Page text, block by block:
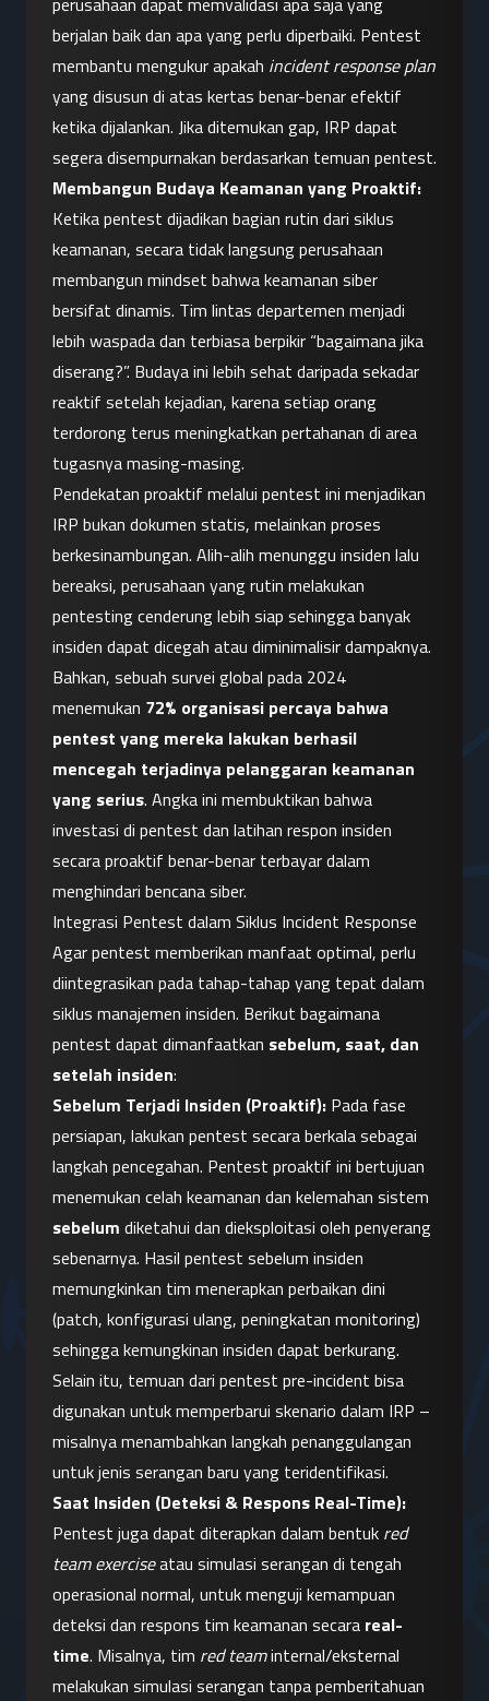
berjalan baik dan apa yang perlu diperbaiki. Pentest
membantu mengukur apakah incident response plan
yang disusun di atas kertas benar-benar efektif
ketika dijalankan. Jika ditemukan gap, IRP dapat
segera disempurnakan berdasarkan temuan pentest.
Membangun Budaya Keamanan yang Proaktif:
Ketika pentest dijadikan bagian rutin dari siklus
keamanan, secara tidak langsung perusahaan
membangun mindset bahwa keamanan siber
bersifat dinamis. Tim lintas departemen menjadi
lebih waspada dan terbiasa berpikir “bagaimana jika
diserang?”. Budaya ini lebih sehat daripada sekadar
reaktif setelah kejadian, karena setiap orang
terdorong terus meningkatkan pertahanan di area
tugasnya masing-masing.
Pendekatan proaktif melalui pentest ini menjadikan
IRP bukan dokumen statis, melainkan proses
berkesinambungan. Alih-alih menunggu insiden lalu
bereaksi, perusahaan yang rutin melakukan
pentesting cenderung lebih siap sehingga banyak
insiden dapat dicegah atau diminimalisir dampaknya.
Bahkan, sebuah survei global pada 2024
menemukan 72% organisasi percaya bahwa
pentest yang mereka lakukan berhasil
mencegah terjadinya pelanggaran keamanan
yang serius. Angka ini membuktikan bahwa
investasi di pentest dan latihan respon insiden
secara proaktif benar-benar terbayar dalam
menghindari bencana siber.
Integrasi Pentest dalam Siklus Incident Response
Agar pentest memberikan manfaat optimal, perlu
diintegrasikan pada tahap-tahap yang tepat dalam
siklus manajemen insiden. Berikut bagaimana
pentest dapat dimanfaatkan sebelum, saat, dan
setelah insiden:
Sebelum Terjadi Insiden (Proaktif): Pada fase
persiapan, lakukan pentest secara berkala sebagai
langkah pencegahan. Pentest proaktif ini bertujuan
sebelum diketahui dan dieksploitasi oleh penyerang
sebenarnya. Hasil pentest sebelum insiden
memungkinkan tim menerapkan perbaikan dini
(patch, konfigurasi ulang, peningkatan monitoring)
sehingga kemungkinan insiden dapat berkurang.
Selain itu, temuan dari pentest pre-incident bisa
digunakan untuk memperbarui skenario dalam IRP –
misalnya menambahkan langkah penanggulangan
untuk jenis serangan baru yang teridentifikasi.
Saat Insiden (Deteksi & Respons Real-Time):
Pentest juga dapat diterapkan dalam bentuk red
team exercise atau simulasi serangan di tengah
operasional normal, untuk menguji kemampuan
deteksi dan respons tim keamanan secara real-
time. Misalnya, tim red team internal/eksternal
melakukan simulasi serangan tanpa pemberitahuan